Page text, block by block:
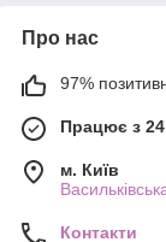
Про нас
97%
Працює з
м. Київ
Контакти